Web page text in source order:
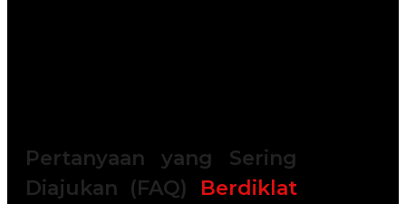
Pertanyaan yang Sering
Diajukan (FAQ) Berdiklat